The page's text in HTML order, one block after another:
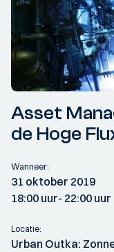
Asset
de Hoge
Wanneer:
31 oktober 2019
18:00 uur- 22:00 uur
Locatie:
Urban Outka: